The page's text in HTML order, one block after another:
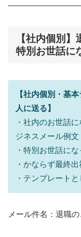
【社内個別
特別お世話に
【社内個別・基
人に送る】
・社内のお世話
ジネスメール例文
・特別お世話に
・かならず最終
・テンプレート
メール件名：退職